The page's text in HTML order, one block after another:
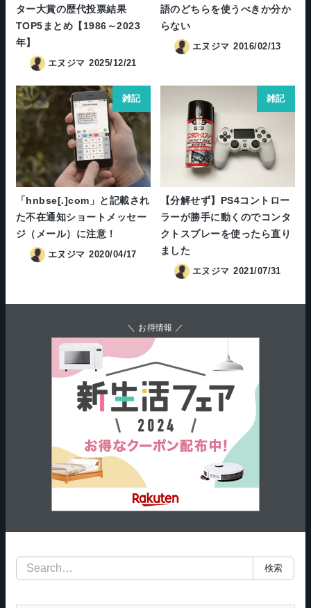
ター大賞の歴代投票結果
TOP5まとめ【1986～2023
年】
エヌジマ 2025/12/21
語のどちらを使うべきか分か
らない
エヌジマ 2016/02/13
雑記
「hnbse[.]com」と記載され
た不在通知ショートメッセー
ジ（メール）に注意！
エヌジマ 2020/04/17
雑記
【分解せず】PS4コントロー
ラーが勝手に動くのでコンタ
クトスプレーを使ったら直り
ました
エヌジマ 2021/07/31
＼ お得情報 ／
索
検索